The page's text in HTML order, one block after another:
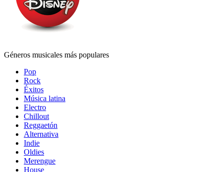
Géneros musicales más populares
Pop
Rock
Éxitos
Música latina
Electro
Chillout
Reggaetón
Alternativa
Indie
Oldies
Merengue
House